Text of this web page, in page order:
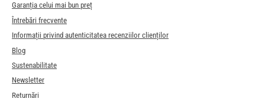
Garanția celui mai bun preț
Întrebări frecvente
Informații privind autenticitatea recenziilor clienților
Blog
Sustenabilitate
Newsletter
Returnări